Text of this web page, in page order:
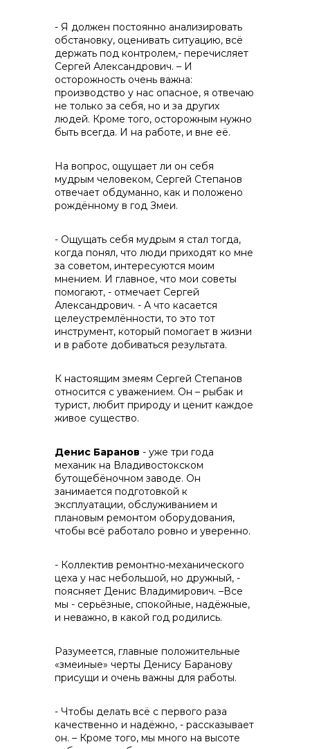
- Я должен постоянно анализировать
обстановку, оценивать ситуацию, всё
держать под контролем,- перечисляет
Сергей Александрович. – И
осторожность очень важна:
производство у нас опасное, я отвечаю
не только за себя, но и за других
людей. Кроме того, осторожным нужно
быть всегда. И на работе, и вне её.
На вопрос, ощущает ли он себя
мудрым человеком, Сергей Степанов
отвечает обдуманно, как и положено
рождённому в год Змеи.
- Ощущать себя мудрым я стал тогда,
когда понял, что люди приходят ко мне
за советом, интересуются моим
мнением. И главное, что мои советы
помогают, - отмечает Сергей
Александрович. - А что касается
целеустремлённости, то это тот
инструмент, который помогает в жизни
и в работе добиваться результата.
К настоящим змеям Сергей Степанов
относится с уважением. Он – рыбак и
турист, любит природу и ценит каждое
живое существо.
Денис Баранов - уже три года
механик на Владивостокском
бутощебёночном заводе. Он
занимается подготовкой к
эксплуатации, обслуживанием и
плановым ремонтом оборудования,
чтобы всё работало ровно и уверенно.
- Коллектив ремонтно-механического
цеха у нас небольшой, но дружный, -
поясняет Денис Владимирович. –Все
мы - серьёзные, спокойные, надёжные,
и неважно, в какой год родились.
Разумеется, главные положительные
«змеиные» черты Денису Баранову
присущи и очень важны для работы.
- Чтобы делать всё с первого раза
качественно и надёжно, - рассказывает
он. – Кроме того, мы много на высоте